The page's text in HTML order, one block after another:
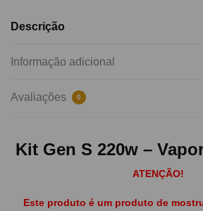
Descrição
Informação adicional
Avaliações 0
Kit Gen S 220w –
ATENÇÃO!
Este produto é um produto de